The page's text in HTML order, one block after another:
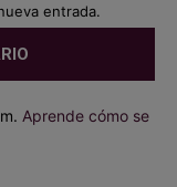
entrada.
Aprende cómo se